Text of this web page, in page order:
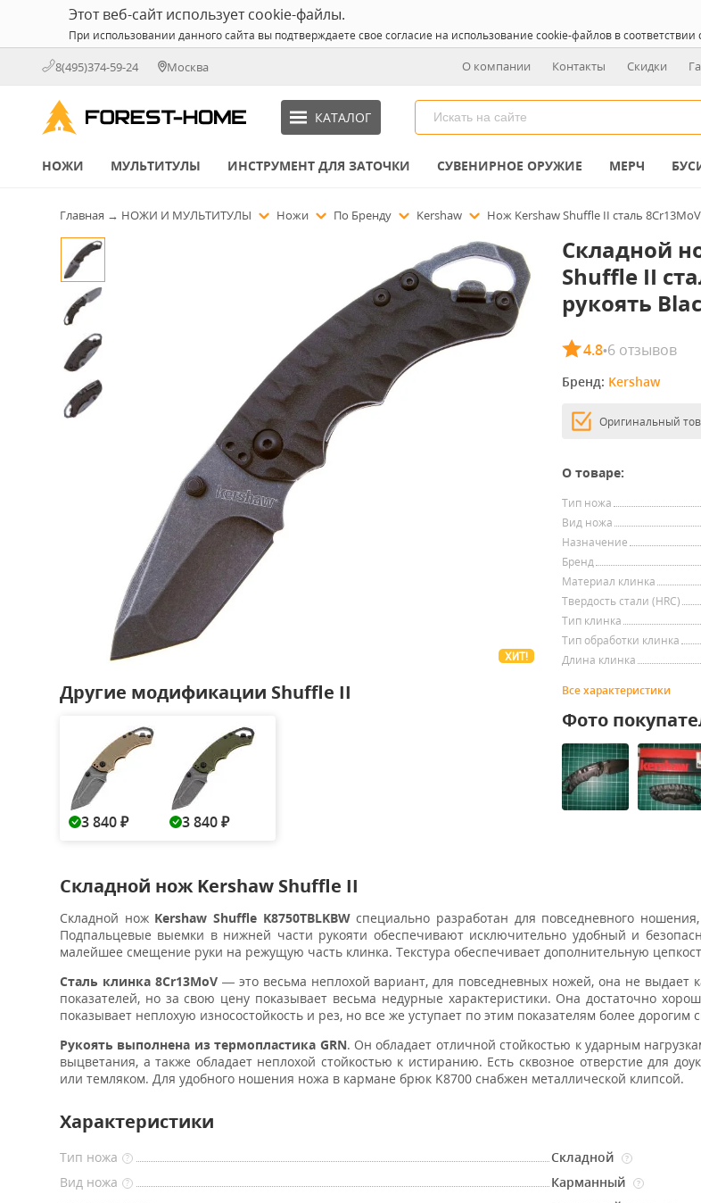
Этот веб-сайт использует cookie-файлы.
При использовании данного сайта вы подтверждаете свое согласие на использование cookie-файлов в
8(495)374-59-24 Москва О компании Контакты Скидки
КАТАЛОГ
НОЖИ МУЛЬТИТУЛЫ ИНСТРУМЕНТ ДЛЯ ЗАТОЧКИ СУВЕНИРНОЕ ОРУЖИЕ МЕРЧ
Главная → НОЖИ И МУЛЬТИТУЛЫ Ножи По Бренду Kershaw Нож Kershaw Shuffle II cталь
ХИТ!
Другие модификации Shuffle II
3 840 ₽ 3 840 ₽
Складной
Shuffle II
рукоять
4.8•6 отзывов
Бренд: Kershaw
Оригинальный
О товаре:
Тип ножа
Вид ножа
Назначение
Бренд
Материал клинка
Твердость стали (HRC)
Тип клинка
Тип обработки клинка
Длина клинка
Все характеристики
Фото
Складной нож Kershaw Shuffle II
Складной нож Kershaw Shuffle K8750TBLKBWспециально разработан для повседневного
Подпальцевые выемки в нижней части рукояти обеспечивают исключительно удобный и
малейшее смещение руки на режущую часть клинка. Текстура обеспечивает дополнительную
Сталь клинка 8Cr13MoV— это весьма неплохой вариант, для повседневных ножей, она не выдает
показателей, но за свою цену показывает весьма недурные характеристики. Она достаточно
показывает неплохую износостойкость и рез, но все же уступает по этим показателям более дорогим
Рукоять выполнена из термопластика GRN. Он обладает отличной стойкостью к ударным
выцветания, а также обладает неплохой стойкостью к истиранию. Есть сквозное отверстие для
или темляком. Для удобного ношения ножа в кармане брюк K8700 снабжен металлической клипсой.
Характеристики
Тип ножа ? Складной ?
Вид ножа ? Карманный ?